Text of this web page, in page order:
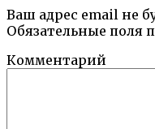
Ваш адрес email не
Обязательные поля
Комментарий